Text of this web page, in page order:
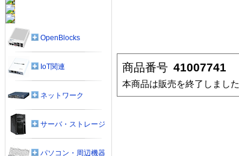
商品番号 41007741
本商品は販売を終了しました
OpenBlocks
IoT関連
ネットワーク
サーバ・ストレージ
パソコン・周辺機器